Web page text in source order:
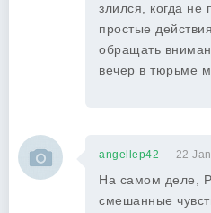
злился, когда не
простые
обращать
вечер в тюрьме
angellep42 22
На самом деле,
смешанные